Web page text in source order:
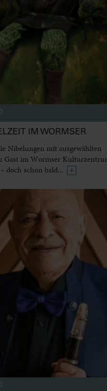
0
IM WORMSER
Nibelungen mit ausgewählten
Gast im Wormser
doch schon bald...
0